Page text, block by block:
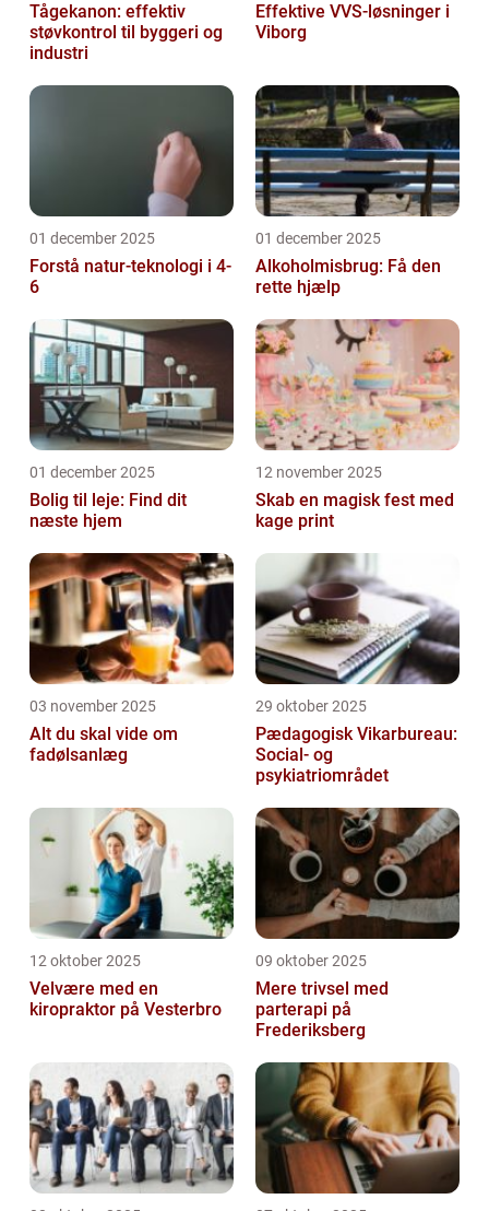
Tågekanon: effektiv
støvkontrol til byggeri og
industri
Effektive VVS-løsninger i
Viborg
01 december 2025
Forstå natur-teknologi i 4-
6
01 december 2025
Alkoholmisbrug: Få den
rette hjælp
01 december 2025
Bolig til leje: Find dit
næste hjem
12 november 2025
Skab en magisk fest med
kage print
03 november 2025
Alt du skal vide om
fadølsanlæg
29 oktober 2025
Pædagogisk Vikarbureau:
Social- og
psykiatriområdet
12 oktober 2025
Velvære med en
kiropraktor på Vesterbro
09 oktober 2025
Mere trivsel med
parterapi på
Frederiksberg